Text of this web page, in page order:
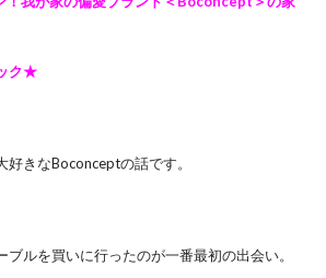
ク★
きなBoconceptの話です。
ブルを買いに行ったのが一番最初の出会い。